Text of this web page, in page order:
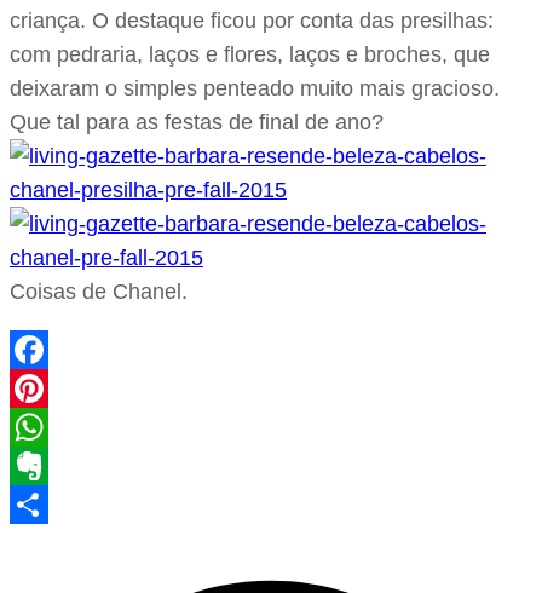
criança. O destaque ficou por conta das presilhas:
com pedraria, laços e flores, laços e broches, que
deixaram o simples penteado muito mais gracioso.
Que tal para as festas de final de ano?
Coisas de Chanel.
Facebook
Pinterest
WhatsApp
Evernote